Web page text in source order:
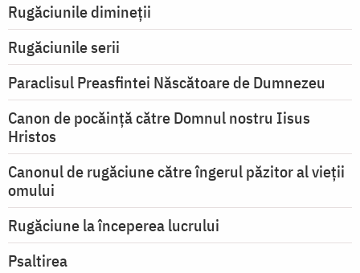
Rugăciunile dimineții
Rugăciunile serii
Paraclisul Preasfintei Născătoare de Dumnezeu
Canon de pocăință către Domnul nostru Iisus
Hristos
Canonul de rugăciune către îngerul păzitor al vieții
omului
Rugăciune la începerea lucrului
Psaltirea